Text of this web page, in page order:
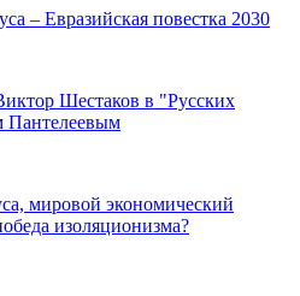
– Евразийская повестка 2030
Шестаков в "Русских
Пантелеевым
мировой экономический
изоляционизма?